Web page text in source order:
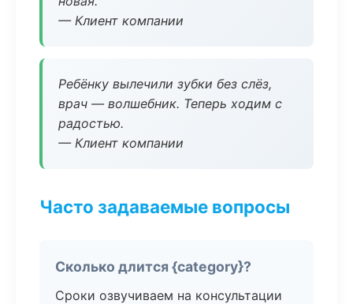
— Клиент компании
Ребёнку вылечили зубки без слёз,
врач — волшебник. Теперь ходим с
радостью.
— Клиент компании
Часто задаваемые вопросы
Сколько длится {category}?
Сроки озвучиваем на консультации